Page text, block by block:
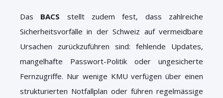
Das BACS stellt zudem fest, dass zahlreiche
Sicherheitsvorfälle in der Schweiz auf vermeidbare
Ursachen zurückzuführen sind: fehlende Updates,
mangelhafte Passwort-Politik oder ungesicherte
Fernzugriffe. Nur wenige KMU verfügen über einen
strukturierten Notfallplan oder führen regelmässige